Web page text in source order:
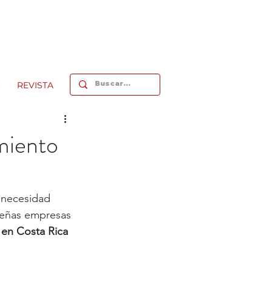
REVISTA
empresas
Costa Rica